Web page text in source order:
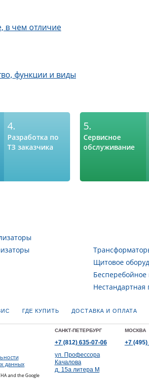
в чем отличие
функции и виды
4.
Разработка по
ТЗ заказчика
5.
Сервисное
обслуживание
Щитовое
Нестандартная
ГДЕ КУПИТЬ ДОСТАВКА И ОПЛАТА
данных
and the Google
САНКТ-ПЕТЕРБУРГ
+7 (812)635-07-06
ул. Профессора
Качалова
д. 15а литера М
МОСКВА
+7 (495)